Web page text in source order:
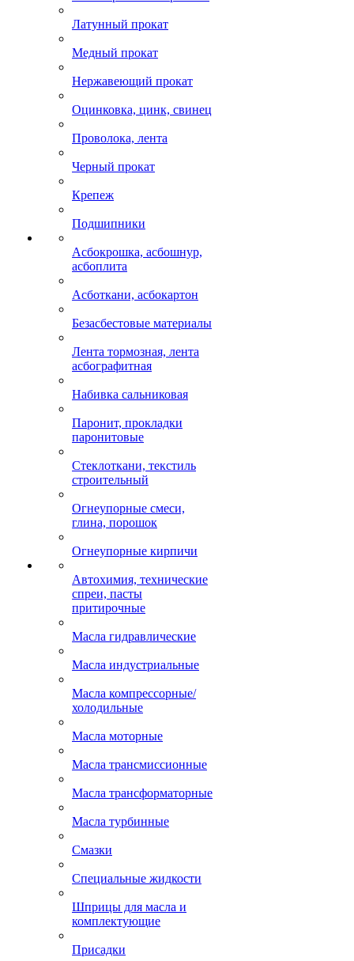
Латунный прокат
Медный прокат
Нержавеющий прокат
Оцинковка, цинк, свинец
Проволока, лента
Черный прокат
Крепеж
Подшипники
Асбокрошка, асбошнур,
асбоплита
Асботкани, асбокартон
Безасбестовые материалы
Лента тормозная, лента
асбографитная
Набивка сальниковая
Паронит, прокладки
паронитовые
Стеклоткани, текстиль
строительный
Огнеупорные смеси,
глина, порошок
Огнеупорные кирпичи
Автохимия, технические
спреи, пасты
притирочные
Масла гидравлические
Масла индустриальные
Масла компрессорные/
холодильные
Масла моторные
Масла трансмиссионные
Масла трансформаторные
Масла турбинные
Смазки
Специальные жидкости
Шприцы для масла и
комплектующие
Присадки